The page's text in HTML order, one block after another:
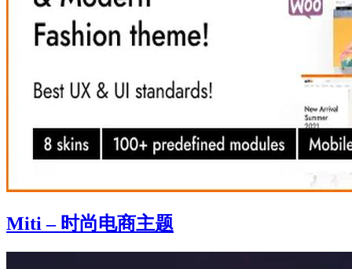
Miti – 时尚电商主题